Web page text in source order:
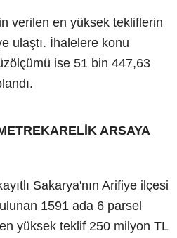
verilen en yüksek tekliflerin
ulaştı. İhalelere konu
ise 51 bin 447,63
ARSAYA
Sakarya'nın Arifiye ilçesi
1591 ada 6 parsel
yüksek teklif 250 milyon TL